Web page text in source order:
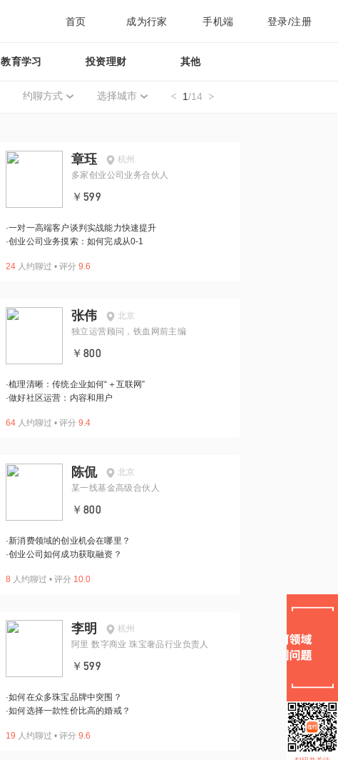
首页 成为行家 手机端 登录/注册
教育学习 投资理财 其他
约聊方式 选择城市 1/14
章珏
杭州
多家创业公司业务合伙人
￥599
·一对一高端客户谈判实战能力快速提升
·创业公司业务摸索：如何完成从0-1
24 人约聊过 • 评分 9.6
张伟
北京
独立运营顾问，铁血网前主编
￥800
·梳理清晰：传统企业如何“＋互联网”
·做好社区运营：内容和用户
64 人约聊过 • 评分 9.4
陈侃
北京
某一线基金高级合伙人
￥800
·新消费领域的创业机会在哪里？
·创业公司如何成功获取融资？
8 人约聊过 • 评分 10.0
李明
杭州
阿里 数字商业 珠宝奢品行业负责人
￥599
·如何在众多珠宝品牌中突围？
·如何选择一款性价比高的婚戒？
19 人约聊过 • 评分 9.6